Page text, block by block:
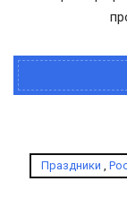
Праздники ,